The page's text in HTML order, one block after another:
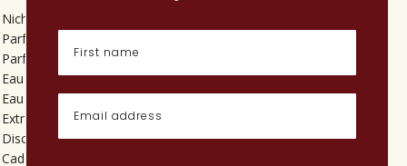
Niche parfums
Parfums voor dames
Parfums voor heren
Eau de toilette
Eau de parfum
Extrait de parfum
Discovery sets
Cadeaus
Perfume Finder
Wat is oudh?
Poederige parfums